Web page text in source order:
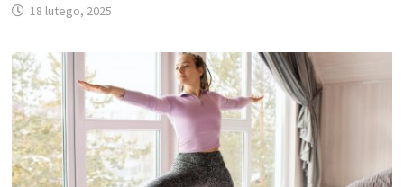
18 lutego, 2025